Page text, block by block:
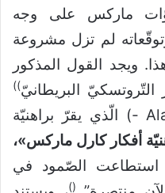
ماركس على وجه
لم تزل مشروعة
ويجد القول المذكور
التّروتسكيّ البريطانيّ)
)
آلان وودز(Alan Woods 1944 -) الّذي يقرّ براهنيّة
أفكار كارل ماركس»،
استطاعت الصّمود في
(
)